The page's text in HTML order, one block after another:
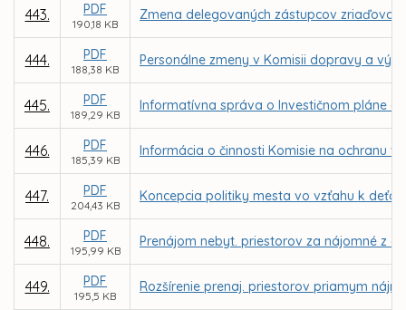
443. PDF
190,18 KB
Zmena delegovaných zástupcov
444. PDF
188,38 KB
Personálne zmeny v Komisii dopravy a
445. PDF
189,29 KB
Informatívna správa o Investičnom pláne
446. PDF
185,39 KB
Informácia o činnosti Komisie na ochranu
447. PDF
204,43 KB
Koncepcia politiky mesta vo vzťahu k
448. PDF
195,99 KB
Prenájom nebyt. priestorov za nájomné z
449. PDF
195,5 KB
Rozšírenie prenaj. priestorov priamym